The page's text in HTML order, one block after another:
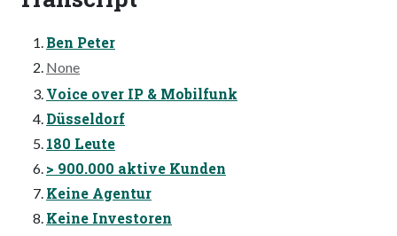
Ben Peter
None
Voice over IP & Mobilfunk
Düsseldorf
180 Leute
> 900.000 aktive Kunden
Keine Agentur
Keine Investoren